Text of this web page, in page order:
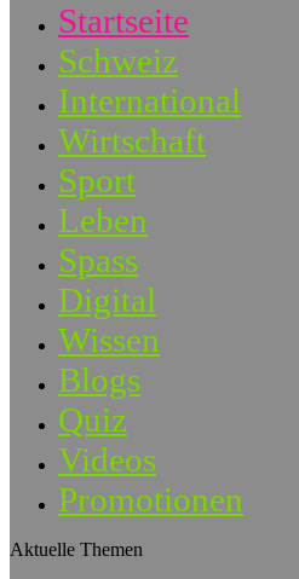
Startseite
Schweiz
International
Wirtschaft
Sport
Leben
Spass
Digital
Wissen
Blogs
Quiz
Videos
Promotionen
Aktuelle Themen